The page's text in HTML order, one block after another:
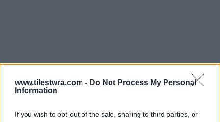
www.tilestwra.com - Do Not Process My Personal
Information
If you wish to opt-out of the sale, sharing to third parties, or